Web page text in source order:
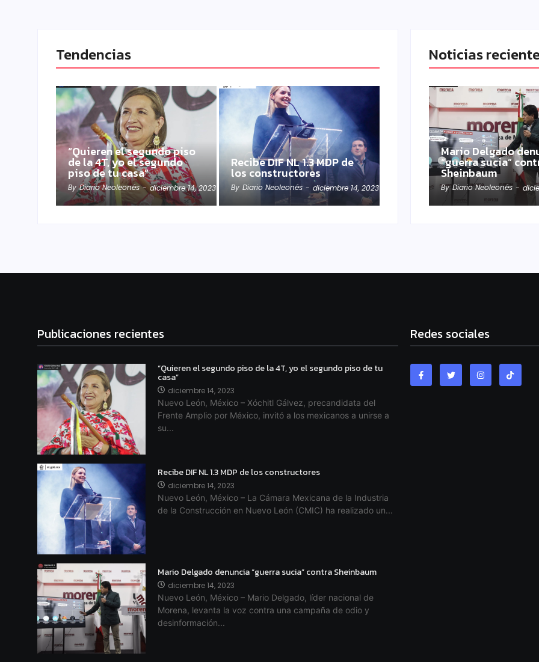
Tendencias
“Quieren el segundo piso
de la 4T, yo el segundo
piso de tu casa”
By Diario Neoleonés - diciembre 14, 2023
Recibe DIF NL 1.3 MDP de
los constructores
By Diario Neoleonés - diciembre 14, 2023
Noticias
Mario Delgado
“guerra sucia”
Sheinbaum
By Diario Neoleonés -
Publicaciones recientes
“Quieren el segundo piso de la 4T, yo el segundo piso de tu
casa”
diciembre 14, 2023
Nuevo León, México – Xóchitl Gálvez, precandidata del
Frente Amplio por México, invitó a los mexicanos a unirse a
su...
Recibe DIF NL 1.3 MDP de los constructores
diciembre 14, 2023
Nuevo León, México – La Cámara Mexicana de la Industria
de la Construcción en Nuevo León (CMIC) ha realizado un...
Mario Delgado denuncia “guerra sucia” contra Sheinbaum
diciembre 14, 2023
Nuevo León, México – Mario Delgado, líder nacional de
Morena, levanta la voz contra una campaña de odio y
desinformación...
Redes sociales